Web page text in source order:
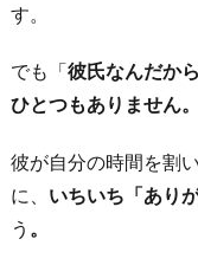
待」
は
え
て
す。
でも「彼氏なんだか
ひとつもありません。
彼が自分の時間を割
に、 いちいち「あり
う 。